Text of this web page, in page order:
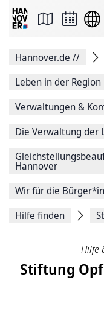
Seite
Facebook
teilen
Seitenlink
Seite
Hannover.de //
Leben in der
Verwaltungen &
Die Verwaltung der
Hannover
Wir für die
Hilfe finden
Hilfe
Stiftung